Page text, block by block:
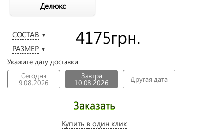
Делюкс
СОСТАВ ▼
РАЗМЕР ▼
4175грн.
Укажите дату доставки
Сегодня
9.08.2026
Завтра
10.08.2026 Другая дата
Заказать
Купить в один клик